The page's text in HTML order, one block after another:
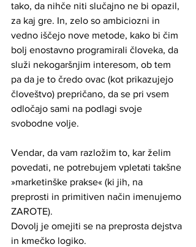
tako, da nihče niti slučajno ne bi opazil,
za kaj gre. In, zelo so ambiciozni in
vedno iščejo nove metode, kako bi čim
bolj enostavno programirali človeka, da
služi nekogaršnjim interesom, ob tem
pa da je to čredo ovac (kot prikazujejo
človeštvo) prepričano, da se pri vsem
odločajo sami na podlagi svoje
svobodne volje.
Vendar, da vam razložim to, kar želim
povedati, ne potrebujem vpletati takšne
»marketinške prakse« (ki jih, na
preprosti in primitiven način imenujemo
ZAROTE).
Dovolj je omejiti se na preprosta dejstva
in kmečko logiko.